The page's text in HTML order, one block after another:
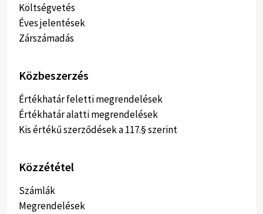
Költségvetés
Éves jelentések
Zárszámadás
Közbeszerzés
Értékhatár feletti megrendelések
Értékhatár alatti megrendelések
Kis értékű szerződések a 117.§ szerint
Közzététel
Számlák
Megrendelések